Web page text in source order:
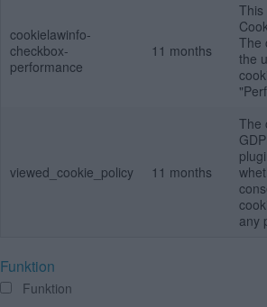
cookielawinfo-
checkbox-
performance
11 months
This
The
the
viewed_cookie_policy 11 months
The
any
Funktion
Funktion